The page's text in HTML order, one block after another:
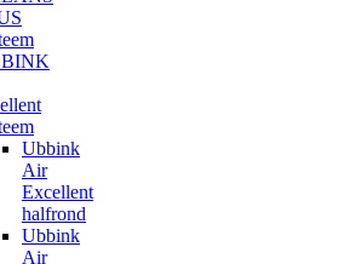
Ubbink
Air
Excellent
halfrond
Ubbink
Air